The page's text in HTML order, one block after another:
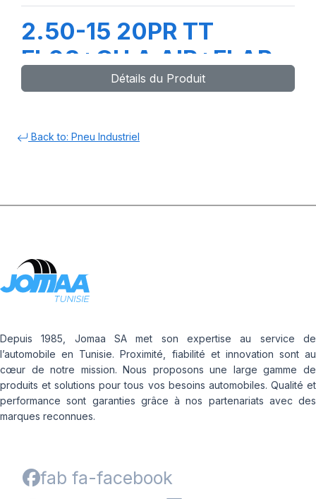
2.50-15 20PR TT
FL08+CH A AIR+FLAP
Détails du Produit
Back to: Pneu Industriel
Depuis 1985, Jomaa SA met son expertise au service de
l’automobile en Tunisie. Proximité, fiabilité et innovation sont au
cœur de notre mission. Nous proposons une large gamme de
produits et solutions pour tous vos besoins automobiles. Qualité et
performance sont garanties grâce à nos partenariats avec des
marques reconnues.
fab fa-facebook